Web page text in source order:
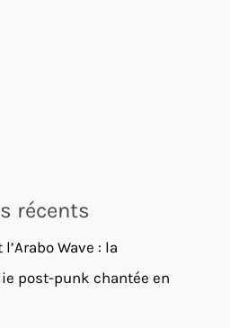
récents
Wave : la
post-punk chantée en